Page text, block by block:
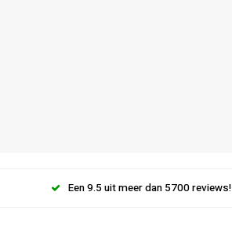
Een 9.5 uit meer dan 5700 reviews!